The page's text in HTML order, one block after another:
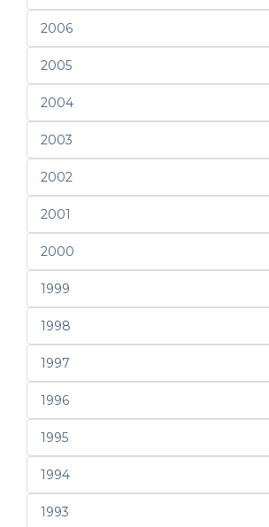
2006
2005
2004
2003
2002
2001
2000
1999
1998
1997
1996
1995
1994
1993